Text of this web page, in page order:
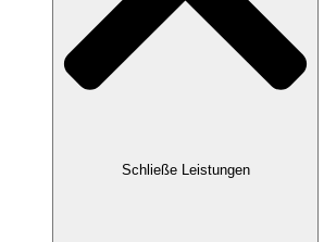
Schließe Leistungen